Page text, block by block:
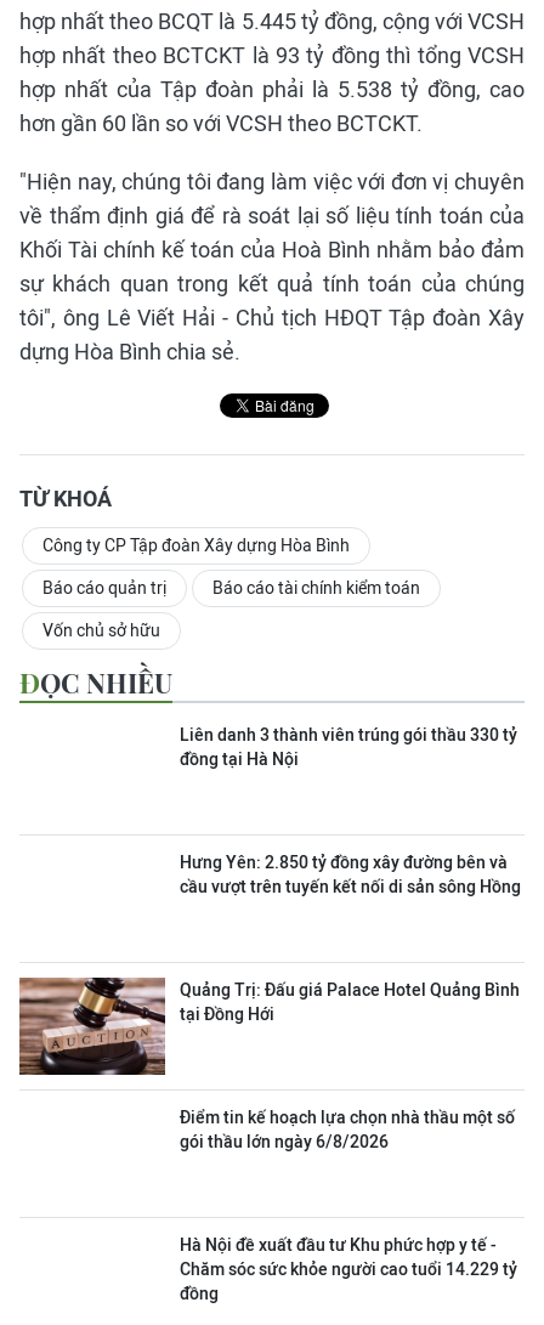
hợp nhất theo BCQT là 5.445 tỷ đồng, cộng với VCSH
hợp nhất theo BCTCKT là 93 tỷ đồng thì tổng VCSH
hợp nhất của Tập đoàn phải là 5.538 tỷ đồng, cao
hơn gần 60 lần so với VCSH theo BCTCKT.
"Hiện nay, chúng tôi đang làm việc với đơn vị chuyên
về thẩm định giá để rà soát lại số liệu tính toán của
Khối Tài chính kế toán của Hoà Bình nhằm bảo đảm
sự khách quan trong kết quả tính toán của chúng
tôi", ông Lê Viết Hải - Chủ tịch HĐQT Tập đoàn Xây
dựng Hòa Bình chia sẻ.
TỪ KHOÁ
Công ty CP Tập đoàn Xây dựng Hòa Bình
Báo cáo quản trị Báo cáo tài chính kiểm toán
Vốn chủ sở hữu
ĐỌC NHIỀU
Liên danh 3 thành viên trúng gói thầu 330 tỷ
đồng tại Hà Nội
Hưng Yên: 2.850 tỷ đồng xây đường bên và
cầu vượt trên tuyến kết nối di sản sông Hồng
Quảng Trị: Đấu giá Palace Hotel Quảng Bình
tại Đồng Hới
Điểm tin kế hoạch lựa chọn nhà thầu một số
gói thầu lớn ngày 6/8/2026
Hà Nội đề xuất đầu tư Khu phức hợp y tế -
Chăm sóc sức khỏe người cao tuổi 14.229 tỷ
đồng